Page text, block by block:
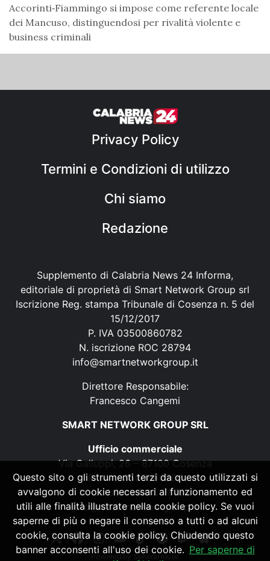
Accorinti‑Fiammingo si impose come referente locale
dei Mancuso, distinguendosi per rivalità violente e
business criminali
Privacy Policy
Termini e Condizioni di utilizzo
Chi siamo
Redazione
Supplemento di Calabria News 24 Informa,
editoriale di proprietà di Smart Network Group srl
Iscrizione Reg. stampa Tribunale di Cosenza n. 5 del
15/12/2017
P. IVA 03500860782
N. iscrizione ROC 28794
info@smartnetworkgroup.it
Direttore Responsabile:
Francesco Cangemi
SMART NETWORK GROUP SRL
Ufficio commerciale
Via Galluppi, 26 – 87100 Cosenza
P. IVA 03500860782
N. iscrizione ROC 28794
info@smartnetworkgroup.it
Powered by SpheraHouse
Questo sito o gli strumenti terzi da questo utilizzati si
avvalgono di cookie necessari al funzionamento ed
utili alle finalità illustrate nella cookie policy. Se vuoi
saperne di più o negare il consenso a tutti o ad alcuni
cookie, consulta la cookie policy. Chiudendo questo
banner acconsenti all'uso dei cookie. Per saperne di